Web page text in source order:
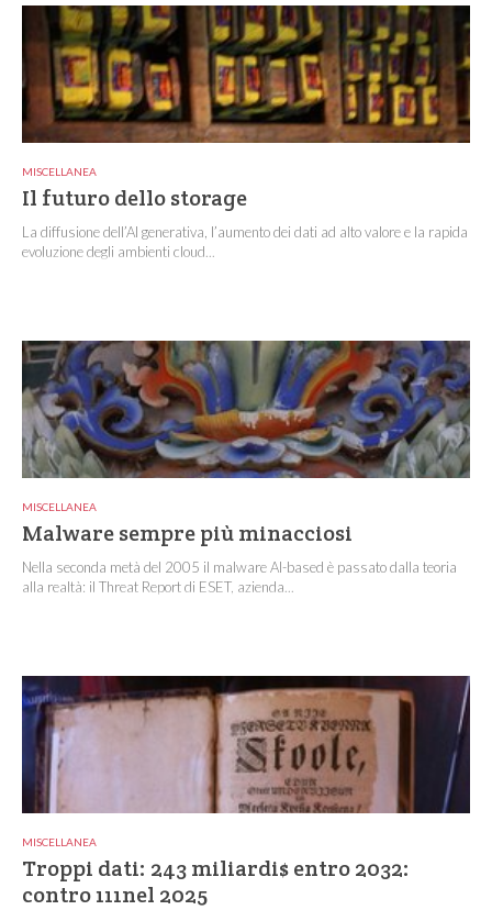
MISCELLANEA
Il futuro dello storage
La diffusione dell’AI generativa, l’aumento dei dati ad alto valore e la rapida
evoluzione degli ambienti cloud...
MISCELLANEA
Malware sempre più minacciosi
Nella seconda metà del 2005 il malware AI-based è passato dalla teoria
alla realtà: il Threat Report di ESET, azienda...
MISCELLANEA
Troppi dati: 243 miliardi$ entro 2032:
contro 111nel 2025